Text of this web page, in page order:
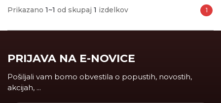
Prikazano 1~1 od skupaj 1 izdelkov 1
PRIJAVA NA E-NOVICE
Pošiljali vam bomo obvestila o popustih, novostih,
akcijah, ...